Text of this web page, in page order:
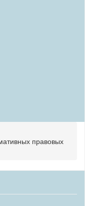
правовых